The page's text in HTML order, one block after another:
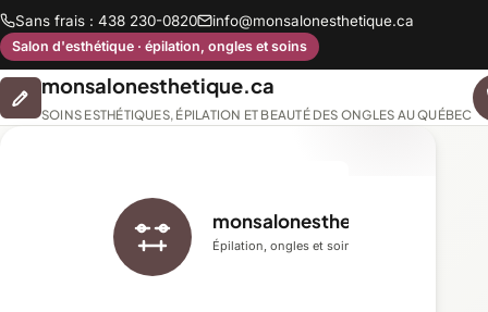
Sans frais : 438 230-0820 info@monsalonesthetique.ca
Salon d'esthétique · épilation, ongles et soins
monsalonesthetique.ca
SOINS ESTHÉTIQUES, ÉPILATION ET BEAUTÉ DES ONGLES AU QUÉBEC
monsalonesthetique.ca
Épilation, ongles et soins du visage